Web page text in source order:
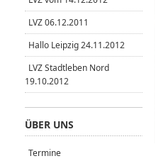
LVZ 06.12.2011
Hallo Leipzig 24.11.2012
LVZ Stadtleben Nord
19.10.2012
ÜBER UNS
Termine